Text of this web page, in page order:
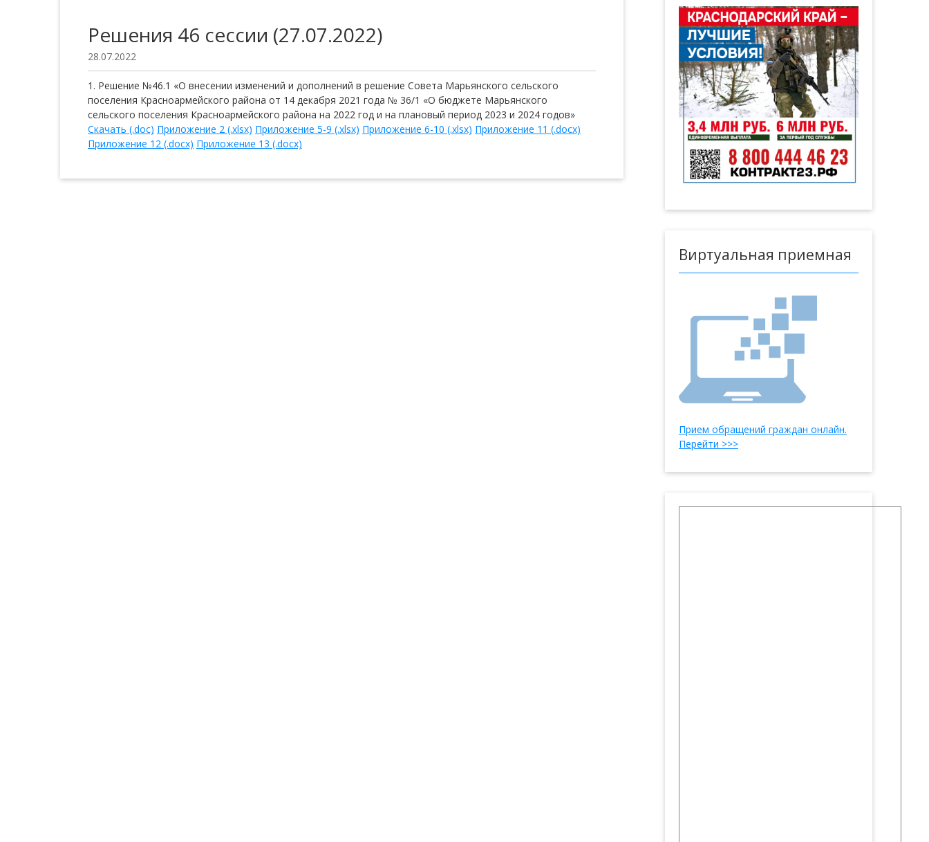
Решения 46 сессии (27.07.2022)
28.07.2022
Решение №46.1 «О внесении изменений и дополнений в решение Совета Марьянского сельского
поселения Красноармейского района от 14 декабря 2021 года № 36/1 «О бюджете Марьянского
сельского поселения Красноармейского района на 2022 год и на плановый период 2023 и 2024 годов»
Скачать (.doc) Приложение 2 (.xlsx) Приложение 5-9 (.xlsx) Приложение 6-10 (.xlsx) Приложение 11 (.docx)
Приложение 12 (.docx) Приложение 13 (.docx)
Виртуальная приемная
Прием обращений граждан онлайн.
Перейти >>>